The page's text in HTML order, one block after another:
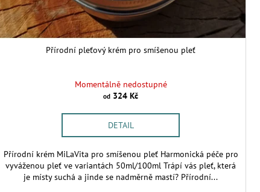
Přírodní pleťový krém pro smíšenou pleť
Momentálně nedostupné
od 324 Kč
DETAIL
Přírodní krém MiLaVita pro smíšenou pleť Harmonická péče pro
vyváženou pleť ve variantách 50ml/100ml Trápí vás pleť, která
je místy suchá a jinde se nadměrně mastí? Přírodní...